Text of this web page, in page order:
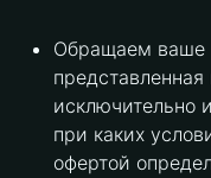
Обращаем ваше
исключительно
при каких
офертой